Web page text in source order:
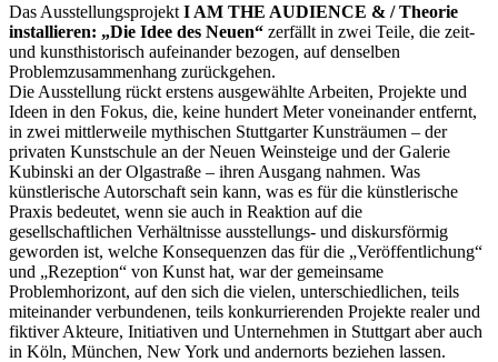
Das Ausstellungsprojekt I AM THE AUDIENCE & / Theorie
installieren: „Die Idee des Neuen“ zerfällt in zwei Teile, die zeit-
und kunsthistorisch aufeinander bezogen, auf denselben
Problemzusammenhang zurückgehen.
Die Ausstellung rückt erstens ausgewählte Arbeiten, Projekte und
Ideen in den Fokus, die, keine hundert Meter voneinander entfernt,
in zwei mittlerweile mythischen Stuttgarter Kunsträumen – der
privaten Kunstschule an der Neuen Weinsteige und der Galerie
Kubinski an der Olgastraße – ihren Ausgang nahmen. Was
künstlerische Autorschaft sein kann, was es für die künstlerische
Praxis bedeutet, wenn sie auch in Reaktion auf die
gesellschaftlichen Verhältnisse ausstellungs- und diskursförmig
geworden ist, welche Konsequenzen das für die „Veröffentlichung“
und „Rezeption“ von Kunst hat, war der gemeinsame
Problemhorizont, auf den sich die vielen, unterschiedlichen, teils
miteinander verbundenen, teils konkurrierenden Projekte realer und
fiktiver Akteure, Initiativen und Unternehmen in Stuttgart aber auch
in Köln, München, New York und andernorts beziehen lassen.